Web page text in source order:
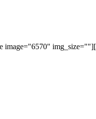
image="6570"